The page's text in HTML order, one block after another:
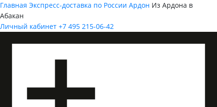
Главная Экспресс-доставка по России Ардон Из Ардона в
Абакан
Личный кабинет +7 495 215-06-42